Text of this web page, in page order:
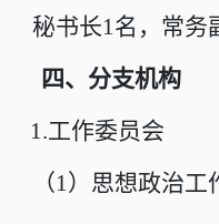
秘书长1名，常务
四、分支机构
1.工作委员会
（1）思想政治工